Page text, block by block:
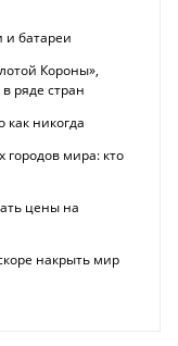
и батареи
Короны»,
ряде стран
никогда
мира: кто
цены на
накрыть мир